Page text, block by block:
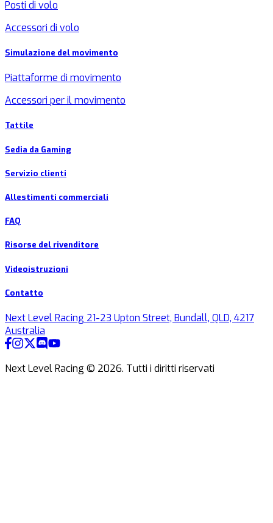
Posti di volo
Accessori di volo
Simulazione del movimento
Piattaforme di movimento
Accessori per il movimento
Tattile
Sedia da Gaming
Servizio clienti
Allestimenti commerciali
FAQ
Risorse del rivenditore
Videoistruzioni
Contatto
Next Level Racing 21-23 Upton Street, Bundall, QLD, 4217
Australia
Next Level Racing © 2026. Tutti i diritti riservati